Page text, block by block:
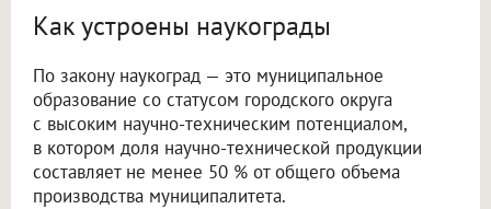
Как устроены наукограды
По закону наукоград — это муниципальное
образование со статусом городского округа
с высоким научно-техническим потенциалом,
в котором доля научно-технической продукции
составляет не менее 50 % от общего объема
производства муниципалитета.